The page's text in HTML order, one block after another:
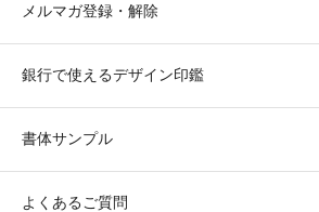
メルマガ登録・解除
銀行で使えるデザイン印鑑
書体サンプル
よくあるご質問